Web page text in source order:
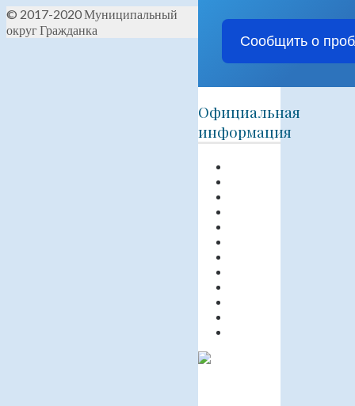
Сообщить о
Официальная
информация
© 2017-2020 Муниципальный
округ Гражданка